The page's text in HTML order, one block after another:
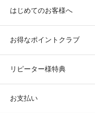
はじめてのお客様へ
お得なポイントクラブ
リピーター様特典
お支払い